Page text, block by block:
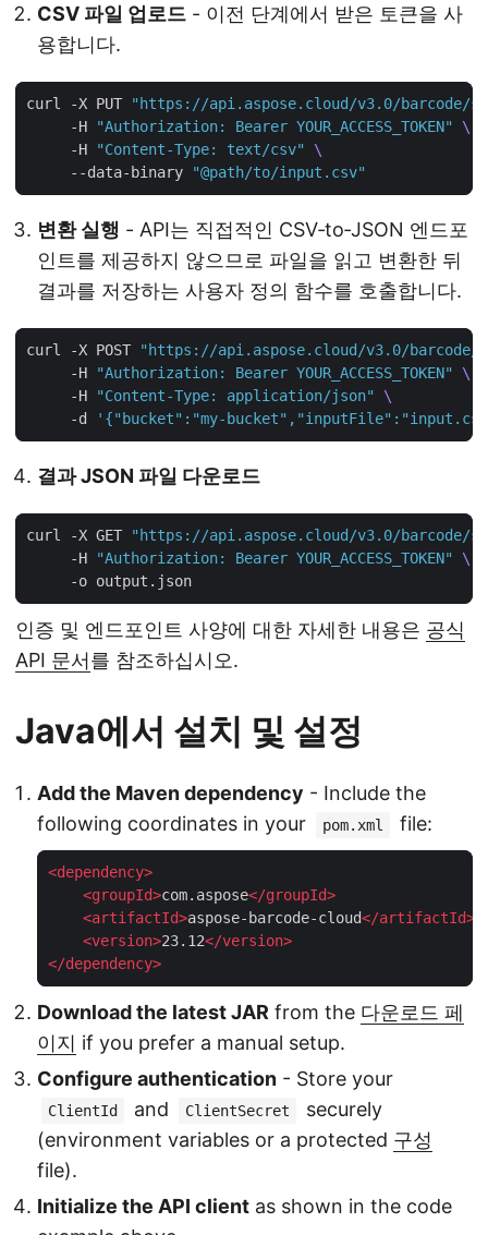
CSV 파일 업로드 - 이전 단계에서 받은 토큰을 사
용합니다.
curl -X PUT
"https://api.aspose.cloud/v3.0/
     -H
"Authorization: Bearer YOUR_ACCESS_TOKEN"
     -H
"Content-Type: text/csv"
     --data-binary
"@path/to/input.csv"
변환 실행 - API는 직접적인 CSV‑to‑JSON 엔드포
인트를 제공하지 않으므로 파일을 읽고 변환한 뒤
결과를 저장하는 사용자 정의 함수를 호출합니다.
curl -X POST
"https://api.aspose.cloud/v3.0/barcode/
     -H
"Authorization: Bearer YOUR_ACCESS_TOKEN"
     -H
"Content-Type: application/json"
     -d
'{"bucket":"my-
결과 JSON 파일 다운로드
curl -X GET
"https://api.aspose.cloud/v3.0/
     -H
"Authorization: Bearer YOUR_ACCESS_TOKEN"
인증 및 엔드포인트 사양에 대한 자세한 내용은 공식
API 문서를 참조하십시오.
Java에서 설치 및 설정
Add the Maven dependency - Include the
following coordinates in your
pom.xml file:
<dependency>
<groupId>com.aspose</groupId>
<artifactId>aspose-barcode-cloud</artifactId>
<version>23.12</version>
</dependency>
Download the latest JAR from the 다운로드 페
이지 if you prefer a manual setup.
Configure authentication - Store your
ClientId and ClientSecret
securely
(environment variables or a protected 구성
file).
Initialize the API client as shown in the code